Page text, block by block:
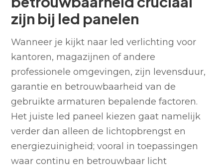
zijn bij led panelen
Wanneer je kijkt naar led verlichting voor
kantoren, magazijnen of andere
professionele omgevingen, zijn levensduur,
garantie en betrouwbaarheid van de
gebruikte armaturen bepalende factoren.
Het juiste led paneel kiezen gaat namelijk
verder dan alleen de lichtopbrengst en
energiezuinigheid; vooral in toepassingen
waar continu en betrouwbaar licht